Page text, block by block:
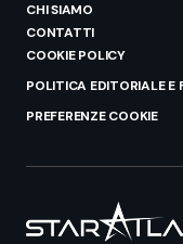
CHI SIAMO
CONTATTI
COOKIE POLICY
POLITICA EDITORIALE E
PREFERENZE COOKIE